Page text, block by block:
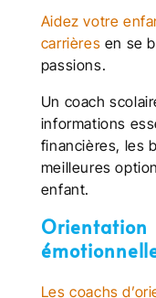
Aidez votre
carrières en se
passions.
Un coach
informations
financières, les
meilleures
enfant.
Orientation
Les coachs